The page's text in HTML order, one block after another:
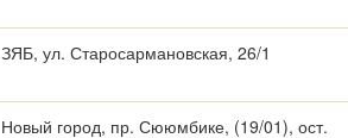
ЗЯБ, ул. Старосармановская, 26/1
Новый город, пр. Сююмбике, (19/01), ост.